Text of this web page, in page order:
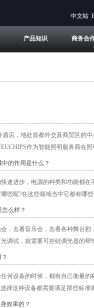
中文站
产品知识 商务合
店，地处首都外交及商贸区的
作为智能照明服务商在照
的作用是什么？
速进步，电源的种类和功能都
些呢?在这些领域当中它都有哪些
么样？
，去看音乐会，去看各种舞台
调试，就需要可控硅调光器的帮
何设备的时候，都有自己衡量
择这种设备都需要满足那些标准
效果的？